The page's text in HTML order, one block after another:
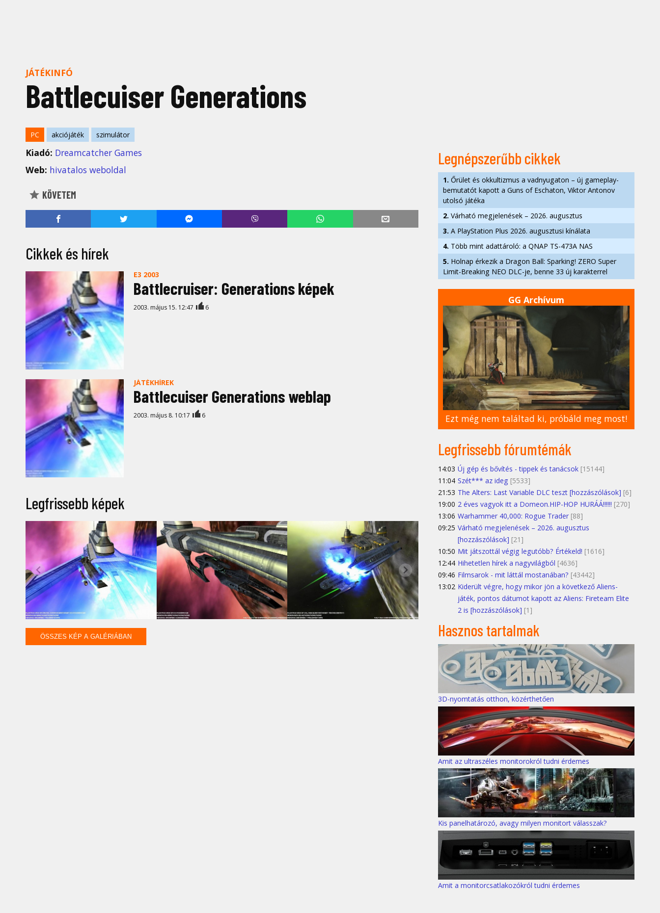
JÁTÉKINFÓ
Battlecuiser Generations
PC akciójáték szimulátor
Kiadó: Dreamcatcher Games
Web: hivatalos weboldal
KÖVETEM
Cikkek és hírek
E3 2003
Battlecruiser: Generations képek
2003. május 15. 12:47 6
JÁTÉKHÍREK
Battlecuiser Generations weblap
2003. május 8. 10:17 6
Legfrissebb képek
ÖSSZES KÉP A GALÉRIÁBAN
Legnépszerűbb cikkek
1. Őrület és okkultizmus a vadnyugaton – új gameplay-
bemutatót kapott a Guns of Eschaton, Viktor Antonov
utolsó játéka
2. Várható megjelenések – 2026. augusztus
3. A PlayStation Plus 2026. augusztusi kínálata
4. Több mint adattároló: a QNAP TS-473A NAS
5. Holnap érkezik a Dragon Ball: Sparking! ZERO Super
Limit-Breaking NEO DLC-je, benne 33 új karakterrel
GG Archívum
Ezt még nem találtad ki, próbáld meg most!
Legfrissebb fórumtémák
14:03 Új gép és bővítés - tippek és tanácsok [15144]
11:04 Szét*** az ideg [5533]
21:53 The Alters: Last Variable DLC teszt [hozzászólások] [6]
19:00 2 éves vagyok itt a Domeon.HIP-HOP HURÁÁ!!!!!! [270]
13:06 Warhammer 40,000: Rogue Trader [88]
09:25 Várható megjelenések – 2026. augusztus
[hozzászólások] [21]
10:50 Mit játszottál végig legutóbb? Értékeld! [1616]
12:44 Hihetetlen hírek a nagyvilágból [4636]
09:46 Filmsarok - mit láttál mostanában? [43442]
13:02 Kiderült végre, hogy mikor jön a következő Aliens-
játék, pontos dátumot kapott az Aliens: Fireteam Elite
2 is [hozzászólások] [1]
Hasznos tartalmak
3D-nyomtatás otthon, közérthetően
Amit az ultraszéles monitorokról tudni érdemes
Kis panelhatározó, avagy milyen monitort válasszak?
Amit a monitorcsatlakozókról tudni érdemes